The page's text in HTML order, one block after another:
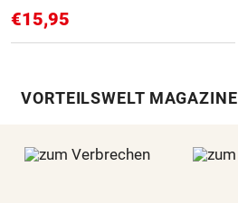
€15,95
VORTEILSWELT MAGAZINE